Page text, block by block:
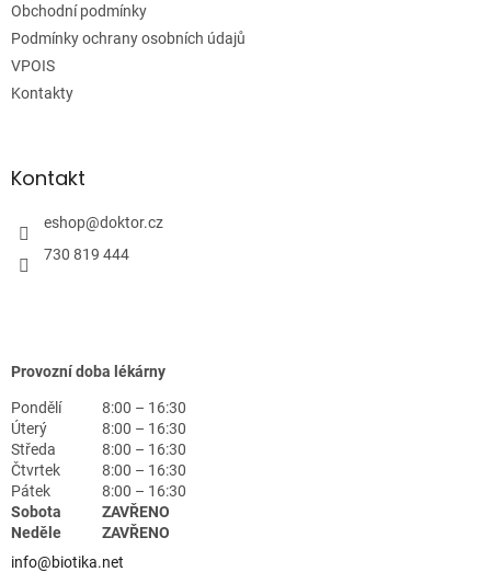
Obchodní podmínky
Podmínky ochrany osobních údajů
VPOIS
Kontakty
Kontakt
eshop@doktor.cz
730 819 444
Provozní doba lékárny
Pondělí
8:00 – 16:30
Úterý
8:00 – 16:30
Středa
8:00 – 16:30
Čtvrtek
8:00 – 16:30
Pátek
8:00 – 16:30
Sobota
ZAVŘENO
Neděle
ZAVŘENO
info@biotika.net